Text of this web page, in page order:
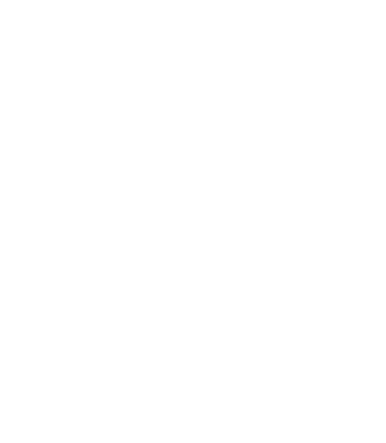
Ebédre el lehet menni a szálloda éttermébe vagy a város egyik nagyszeru